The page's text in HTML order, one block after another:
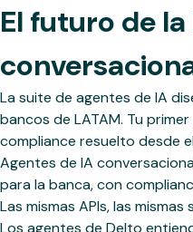
El futuro de
La suite de agentes de IA
bancos de LATAM. Tu
compliance resuelto desde
Agentes de IA
para la banca, con
Las mismas APIs, las
Los agentes de Delto